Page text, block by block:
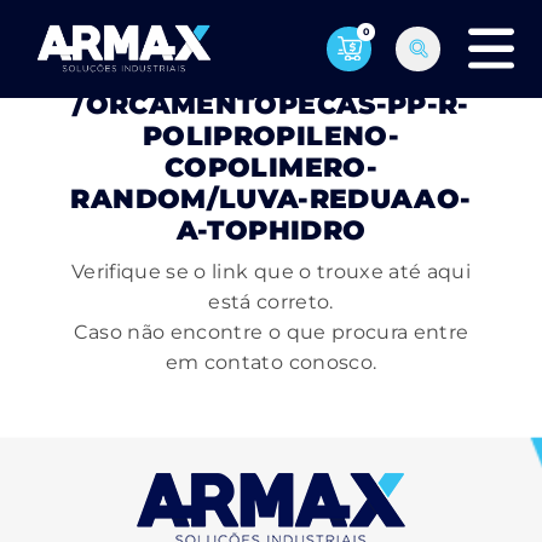
0
PÁGINA NÃO ENCONTRADA
/ORCAMENTOPECAS-PP-R-
POLIPROPILENO-
COPOLIMERO-
RANDOM/LUVA-REDUAAO-
A-TOPHIDRO
Verifique se o link que o trouxe até aqui
está correto.
Caso não encontre o que procura entre
em contato conosco.